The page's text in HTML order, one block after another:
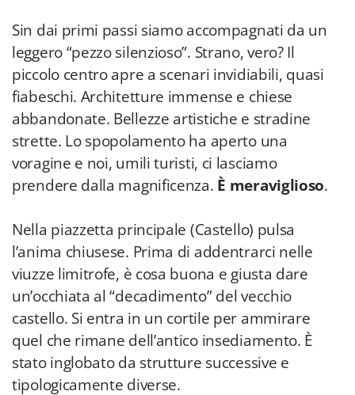
Sin dai primi passi siamo accompagnati da un
leggero “pezzo silenzioso”. Strano, vero? Il
piccolo centro apre a scenari invidiabili, quasi
fiabeschi. Architetture immense e chiese
abbandonate. Bellezze artistiche e stradine
strette. Lo spopolamento ha aperto una
voragine e noi, umili turisti, ci lasciamo
prendere dalla magnificenza. È meraviglioso.
Nella piazzetta principale (Castello) pulsa
l’anima chiusese. Prima di addentrarci nelle
viuzze limitrofe, è cosa buona e giusta dare
un’occhiata al “decadimento” del vecchio
castello. Si entra in un cortile per ammirare
quel che rimane dell’antico insediamento. È
stato inglobato da strutture successive e
tipologicamente diverse.